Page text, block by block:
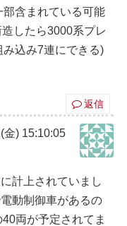
部含まれている可能
したら3000系プレ
み込み7連にできる)
返信
金) 15:10:05
計上されていまし
動制御車があるの
両が予定されてま